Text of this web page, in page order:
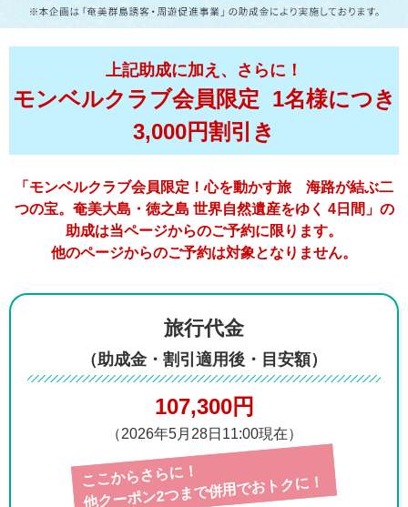
上記助成に加え、さらに！
モンベルクラブ会員限定 1名様につき
3,000円割引き
「モンベルクラブ会員限定！心を動かす旅 海路が結ぶ二
つの宝。奄美大島・徳之島 世界自然遺産をゆく 4日間」の
助成は当ページからのご予約に限ります。
他のページからのご予約は対象となりません。
旅行代金
（助成金・割引適用後・目安額）
107,300円
（2026年5月28日11:00現在）
ここからさらに！
他クーポン2つまで併用でおトクに！